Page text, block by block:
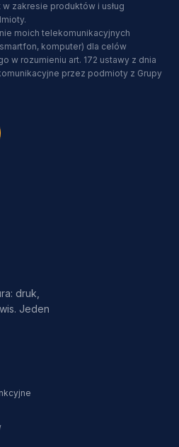
zakresie produktów i usług
moich telekomunikacyjnych
komputer) dla celów
w rozumieniu art. 172 ustawy z dnia
przez podmioty z Grupy
druk,
Jeden